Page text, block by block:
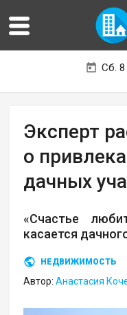
Сб. 8
Эксперт
о
дачных
«Счастье
касается
НЕДВИЖИМОСТЬ
Автор:Анастасия